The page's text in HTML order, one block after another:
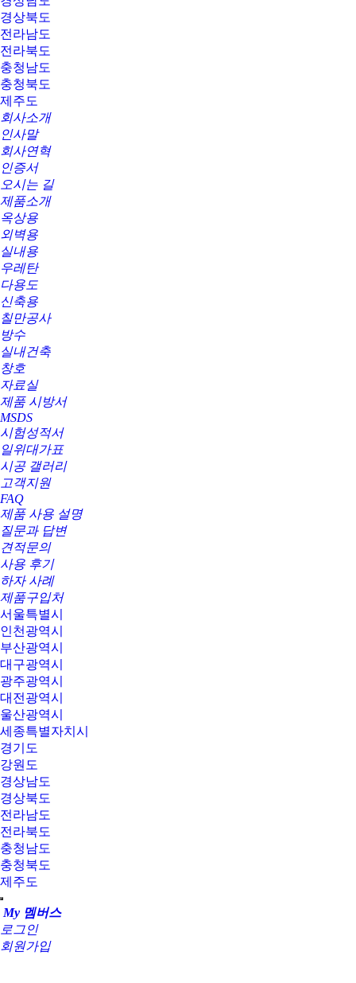
경상북도
전라남도
전라북도
충청남도
충청북도
제주도
회사소개
인사말
회사연혁
인증서
오시는 길
제품소개
옥상용
외벽용
실내용
우레탄
다용도
신축용
칠만공사
방수
실내건축
창호
자료실
제품 시방서
MSDS
시험성적서
일위대가표
시공 갤러리
고객지원
FAQ
제품 사용 설명
질문과 답변
견적문의
사용 후기
하자 사례
제품구입처
서울특별시
인천광역시
부산광역시
대구광역시
광주광역시
대전광역시
울산광역시
세종특별자치시
경기도
강원도
경상남도
경상북도
전라남도
전라북도
충청남도
충청북도
제주도
My 멤버스
로그인
회원가입